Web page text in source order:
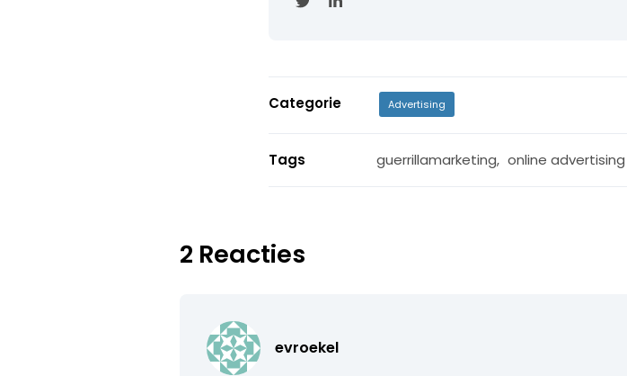
Categorie Advertising
Tags guerrillamarketing, online advertising
2 Reacties
evroekel